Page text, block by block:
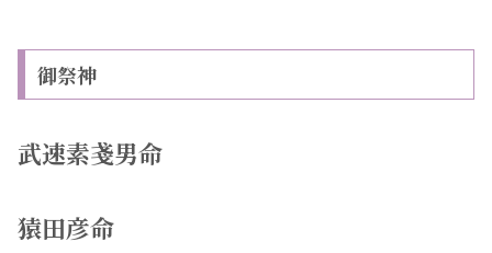
御祭神
武速素戔男命
猿田彦命